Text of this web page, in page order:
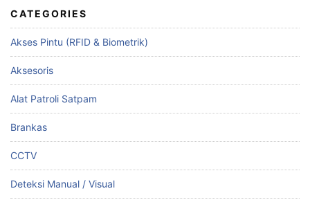
CATEGORIES
Akses Pintu (RFID & Biometrik)
Aksesoris
Alat Patroli Satpam
Brankas
CCTV
Deteksi Manual / Visual